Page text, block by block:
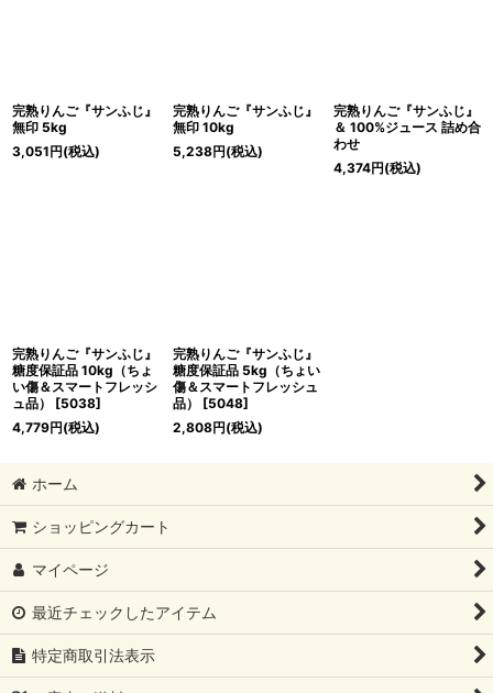
完熟りんご『サンふじ』
無印 5kg
3,051円(税込)
完熟りんご『サンふじ』
無印 10kg
5,238円(税込)
完熟りんご『サンふじ』
＆ 100%ジュース 詰め合
わせ
4,374円(税込)
完熟りんご『サンふじ』
糖度保証品 10kg（ちょ
い傷＆スマートフレッシ
ュ品）
[5038]
4,779円(税込)
完熟りんご『サンふじ』
糖度保証品 5kg（ちょい
傷＆スマートフレッシュ
品）
[5048]
2,808円(税込)
ホーム
ショッピングカート
マイページ
最近チェックしたアイテム
特定商取引法表示